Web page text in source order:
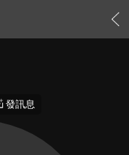
發訊息